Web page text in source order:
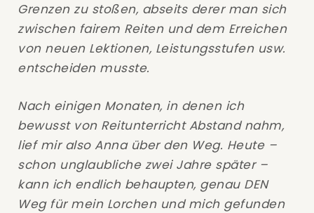
Grenzen zu stoßen, abseits derer man sich
zwischen fairem Reiten und dem Erreichen
von neuen Lektionen, Leistungsstufen usw.
entscheiden musste.
Nach einigen Monaten, in denen ich
bewusst von Reitunterricht Abstand nahm,
lief mir also Anna über den Weg. Heute –
schon unglaubliche zwei Jahre später –
kann ich endlich behaupten, genau DEN
Weg für mein Lorchen und mich gefunden